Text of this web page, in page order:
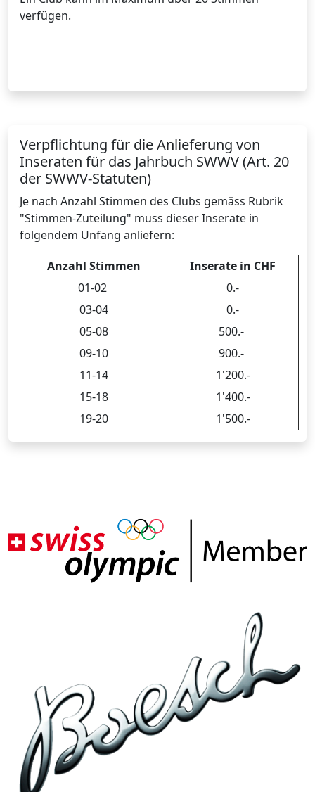
verfügen.
Verpflichtung für die Anlieferung von
Inseraten für das Jahrbuch SWWV (Art. 20
der SWWV-Statuten)
Je nach Anzahl Stimmen des Clubs gemäss Rubrik
"Stimmen-Zuteilung" muss dieser Inserate in
folgendem Unfang anliefern:
Anzahl Stimmen
Inserate in CHF
01-02
0.-
03-04
0.-
05-08
500.-
09-10
900.-
11-14
1'200.-
15-18
1'400.-
19-20
1'500.-